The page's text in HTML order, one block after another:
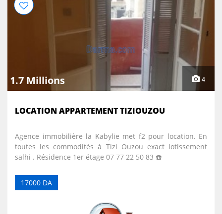
1.7 Millions 4
LOCATION APPARTEMENT TIZIOUZOU
Agence immobilière la Kabylie met f2 pour location. En
toutes les commodités à Tizi Ouzou exact lotissement
salhi . Résidence 1er étage 07 77 22 50 83 ☎️
17000 DA